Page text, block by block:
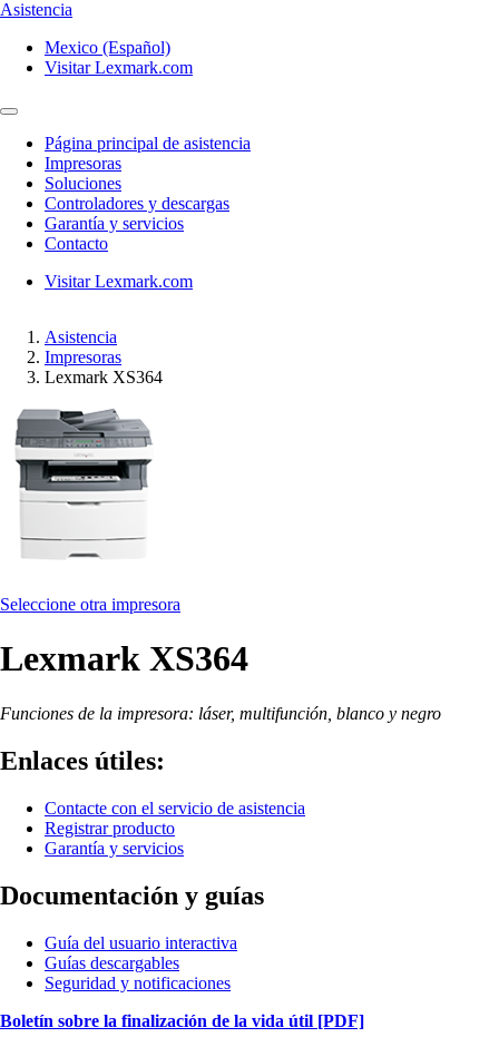
Asistencia
Mexico (Español)
Visitar Lexmark.com
Página principal de asistencia
Impresoras
Soluciones
Controladores y descargas
Garantía y servicios
Contacto
Visitar Lexmark.com
Asistencia
Impresoras
Lexmark XS364
Seleccione otra impresora
Lexmark XS364
Funciones de la impresora: láser, multifunción, blanco y negro
Enlaces útiles:
Contacte con el servicio de asistencia
Registrar producto
Garantía y servicios
Documentación y guías
Guía del usuario interactiva
Guías descargables
Seguridad y notificaciones
Boletín sobre la finalización de la vida útil [PDF]